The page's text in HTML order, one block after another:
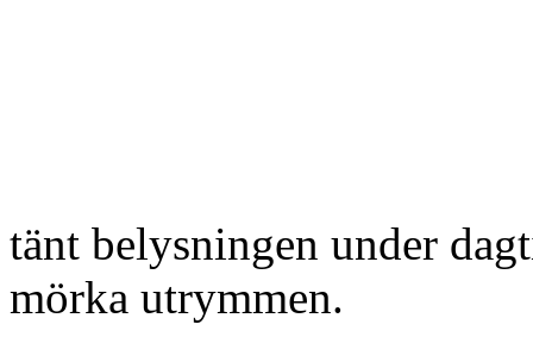
tänt belysningen under
mörka utrymmen.